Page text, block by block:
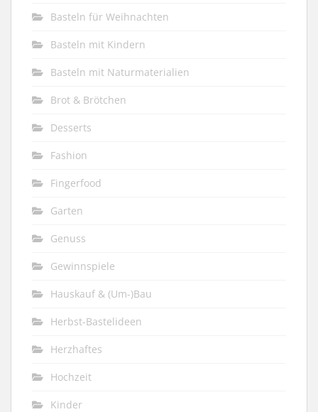
Basteln für Weihnachten
Basteln mit Kindern
Basteln mit Naturmaterialien
Brot & Brötchen
Desserts
Fashion
Fingerfood
Garten
Genuss
Gewinnspiele
Hauskauf & (Um-)Bau
Herbst-Bastelideen
Herzhaftes
Hochzeit
Kinder